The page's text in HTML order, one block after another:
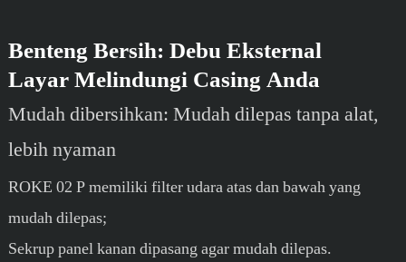
Benteng Bersih: Debu Eksternal
Layar Melindungi Casing Anda
Mudah dibersihkan: Mudah dilepas tanpa alat,
lebih nyaman
ROKE 02 P memiliki filter udara atas dan bawah yang
mudah dilepas;
Sekrup panel kanan dipasang agar mudah dilepas.